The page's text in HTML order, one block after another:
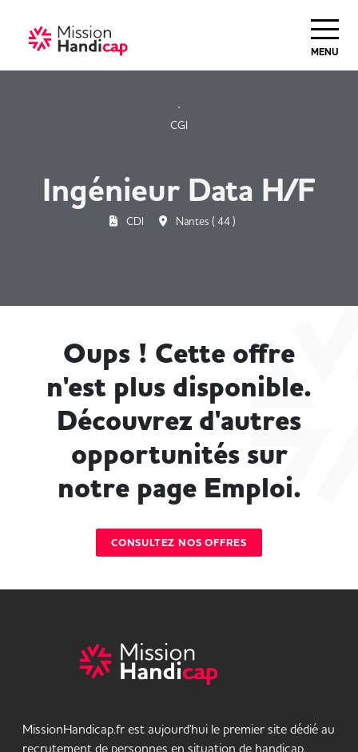
MENU
CGI
Ingénieur Data H/F
CDI Nantes ( 44 )
Oups ! Cette offre
n'est plus disponible.
Découvrez d'autres
opportunités sur
notre page Emploi.
CONSULTEZ NOS OFFRES
MissionHandicap.fr est aujourd'hui le premier site dédié au
recrutement de personnes en situation de handicap.